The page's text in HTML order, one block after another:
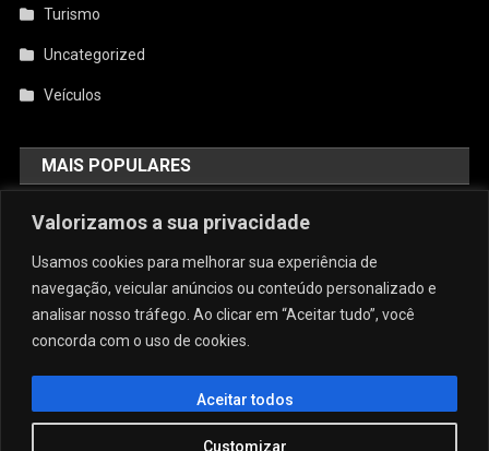
Valorizamos a sua privacidade
Usamos cookies para melhorar sua experiência de
navegação, veicular anúncios ou conteúdo personalizado e
analisar nosso tráfego. Ao clicar em “Aceitar tudo”, você
concorda com o uso de cookies.
Customizar
Aceitar todos
Turismo
Uncategorized
Veículos
MAIS POPULARES
AquiCupom: O Melhor Site De
Conforto E Sofisticação: O Charme
Para As Estações Frias
julho 29, 2026 admin